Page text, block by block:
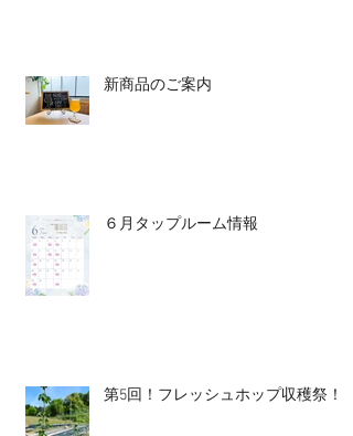
新商品のご案内
６月タップルーム情報
第5回！フレッシュホップ収穫祭！